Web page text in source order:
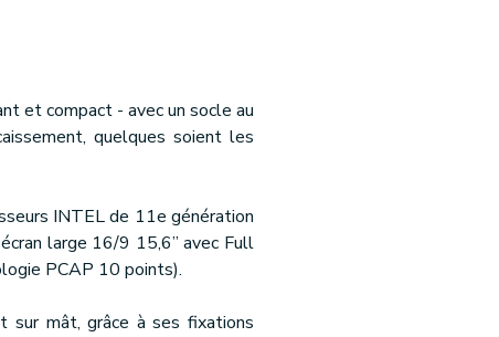
et compact - avec un socle au
quelques soient les
INTEL de 11e génération
large 16/9 15,6’’ avec Full
PCAP 10 points).
sur mât, grâce à ses fixations